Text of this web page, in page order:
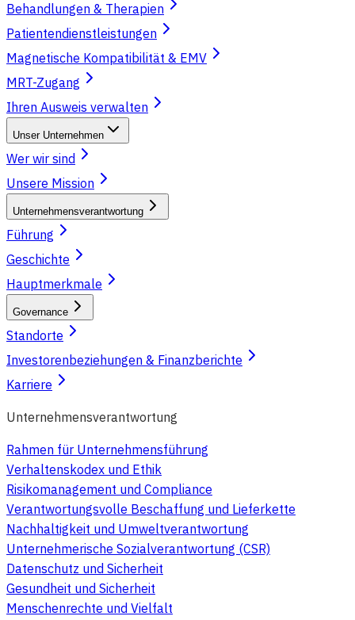
Behandlungen & Therapien
Patientendienstleistungen
Magnetische Kompatibilität & EMV
MRT-Zugang
Ihren Ausweis verwalten
Unser Unternehmen
Wer wir sind
Unsere Mission
Unternehmensverantwortung
Führung
Geschichte
Hauptmerkmale
Governance
Standorte
Investorenbeziehungen & Finanzberichte
Karriere
Unternehmensverantwortung
Rahmen für Unternehmensführung
Verhaltenskodex und Ethik
Risikomanagement und Compliance
Verantwortungsvolle Beschaffung und Lieferkette
Nachhaltigkeit und Umweltverantwortung
Unternehmerische Sozialverantwortung (CSR)
Datenschutz und Sicherheit
Gesundheit und Sicherheit
Menschenrechte und Vielfalt